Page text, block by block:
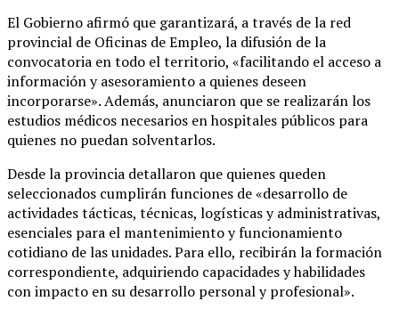
El Gobierno afirmó que garantizará, a través de la red
provincial de Oficinas de Empleo, la difusión de la
convocatoria en todo el territorio, «facilitando el acceso a
información y asesoramiento a quienes deseen
incorporarse». Además, anunciaron que se realizarán los
estudios médicos necesarios en hospitales públicos para
quienes no puedan solventarlos.
Desde la provincia detallaron que quienes queden
seleccionados cumplirán funciones de «desarrollo de
actividades tácticas, técnicas, logísticas y administrativas,
esenciales para el mantenimiento y funcionamiento
cotidiano de las unidades. Para ello, recibirán la formación
correspondiente, adquiriendo capacidades y habilidades
con impacto en su desarrollo personal y profesional».